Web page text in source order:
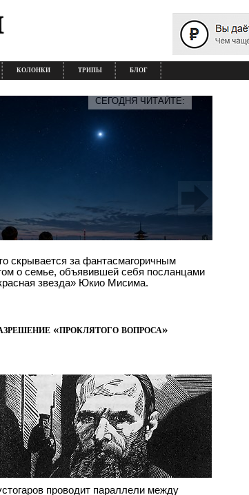
КОЛОНКИ ТРИПЫ БЛОГ
скрывается за фантасмагоричным
о семье, объявившей себя посланцами
звезда» Юкио Мисима.
СЕГОДНЯ ЧИТАЙТЕ:
«проклятого вопроса»
проводит параллели между